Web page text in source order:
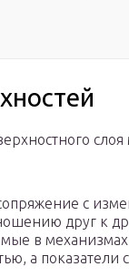
с
друг к
в
а показатели